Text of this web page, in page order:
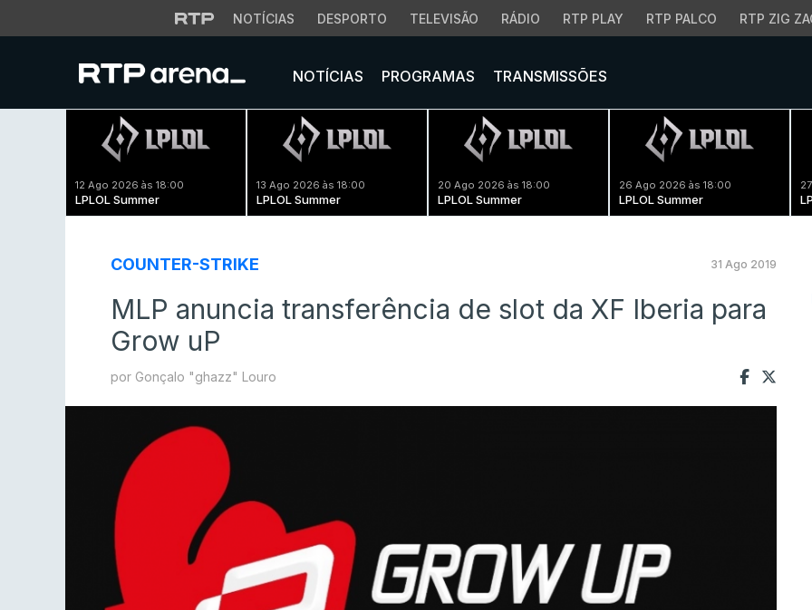
NOTÍCIAS DESPORTO TELEVISÃO RÁDIO RTP PLAY RTP PALCO RTP ZIG
NOTÍCIAS PROGRAMAS TRANSMISSÕES
12 Ago 2026 às 18:00
LPLOL Summer
13 Ago 2026 às 18:00
LPLOL Summer
20 Ago 2026 às 18:00
LPLOL Summer
26 Ago 2026 às 18:00
LPLOL Summer
COUNTER-STRIKE 31 Ago 2019
MLP anuncia transferência de slot da XF Iberia para
Grow uP
por Gonçalo "ghazz" Louro